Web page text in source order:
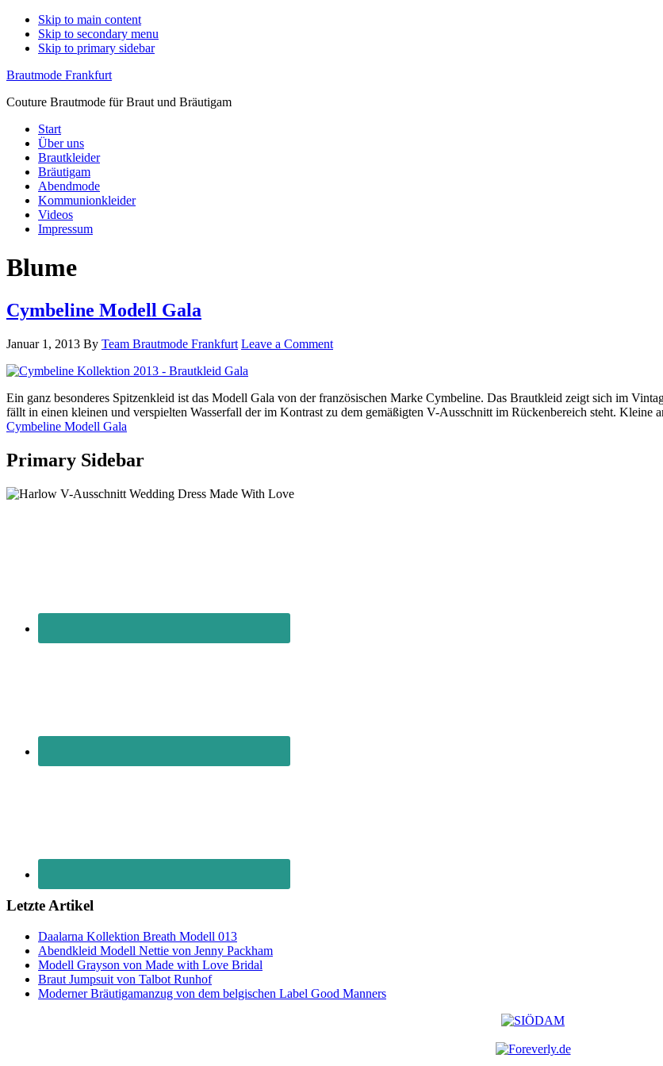
Skip to main content
Skip to secondary menu
Skip to primary sidebar
Brautmode Frankfurt
Couture Brautmode für Braut und Bräutigam
Start
Über uns
Brautkleider
Bräutigam
Abendmode
Kommunionkleider
Videos
Impressum
Blume
Cymbeline Modell Gala
Januar 1, 2013 By Team Brautmode Frankfurt Leave a Comment
Ein ganz besonderes Spitzenkleid ist das Modell Gala von der französischen Marke Cymbeline. Das Brautkleid zeigt sich im
fällt in einen kleinen und verspielten Wasserfall der im Kontrast zu dem gemäßigten V-Ausschnitt im Rückenbereich steht.
Cymbeline Modell Gala
Primary Sidebar
Letzte Artikel
Daalarna Kollektion Breath Modell 013
Abendkleid Modell Nettie von Jenny Packham
Modell Grayson von Made with Love Bridal
Braut Jumpsuit von Talbot Runhof
Moderner Bräutigamanzug von dem belgischen Label Good Manners